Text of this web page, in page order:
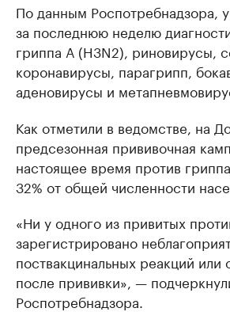
По данным Роспотребнадзора,
за последнюю неделю
гриппа А (H3N2), риновирусы,
коронавирусы, парагрипп,
аденовирусы и
Как отметили в ведомстве, на
предсезонная прививочная
настоящее время против
32% от общей численности
«Ни у одного из привитых
зарегистрировано
поствакцинальных реакций или
после прививки», —
Роспотребнадзора.